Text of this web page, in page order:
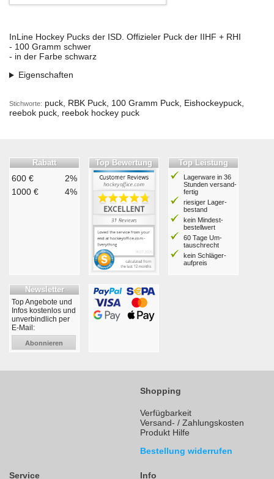
InLine Hockey Pucks der ISD. Offizieler Puck der IIHF + RHI
- 100 Gramm schwer
- in der Farbe schwarz
Eigenschaften
Stichworte: puck, RBK Puck, 100 Gramm Puck, Eishockeypuck,
reebok puck, reebok hockey puck
Rabatt
600 €
2%
1000 €
4%
Top Bewertung Top Leistung
Lagerware in 36
Stunden ver­sand­
fertig
riesiger Lager­
bestand
kein Mindest­
bestell­wert
60 Tage Um­
tausch­recht
kein Schläger­
aufpreis
Newsletter
Top Angebote und
Infos kostenlos und
unverbindlich per
E-Mail:
Abonnieren
Shopping
Verfügbarkeit
Versand- / Zahlungskosten
Produkt Hilfe
Bestellung widerrufen
Service Info